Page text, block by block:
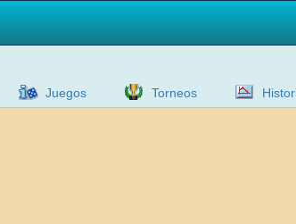
Juegos Torneos